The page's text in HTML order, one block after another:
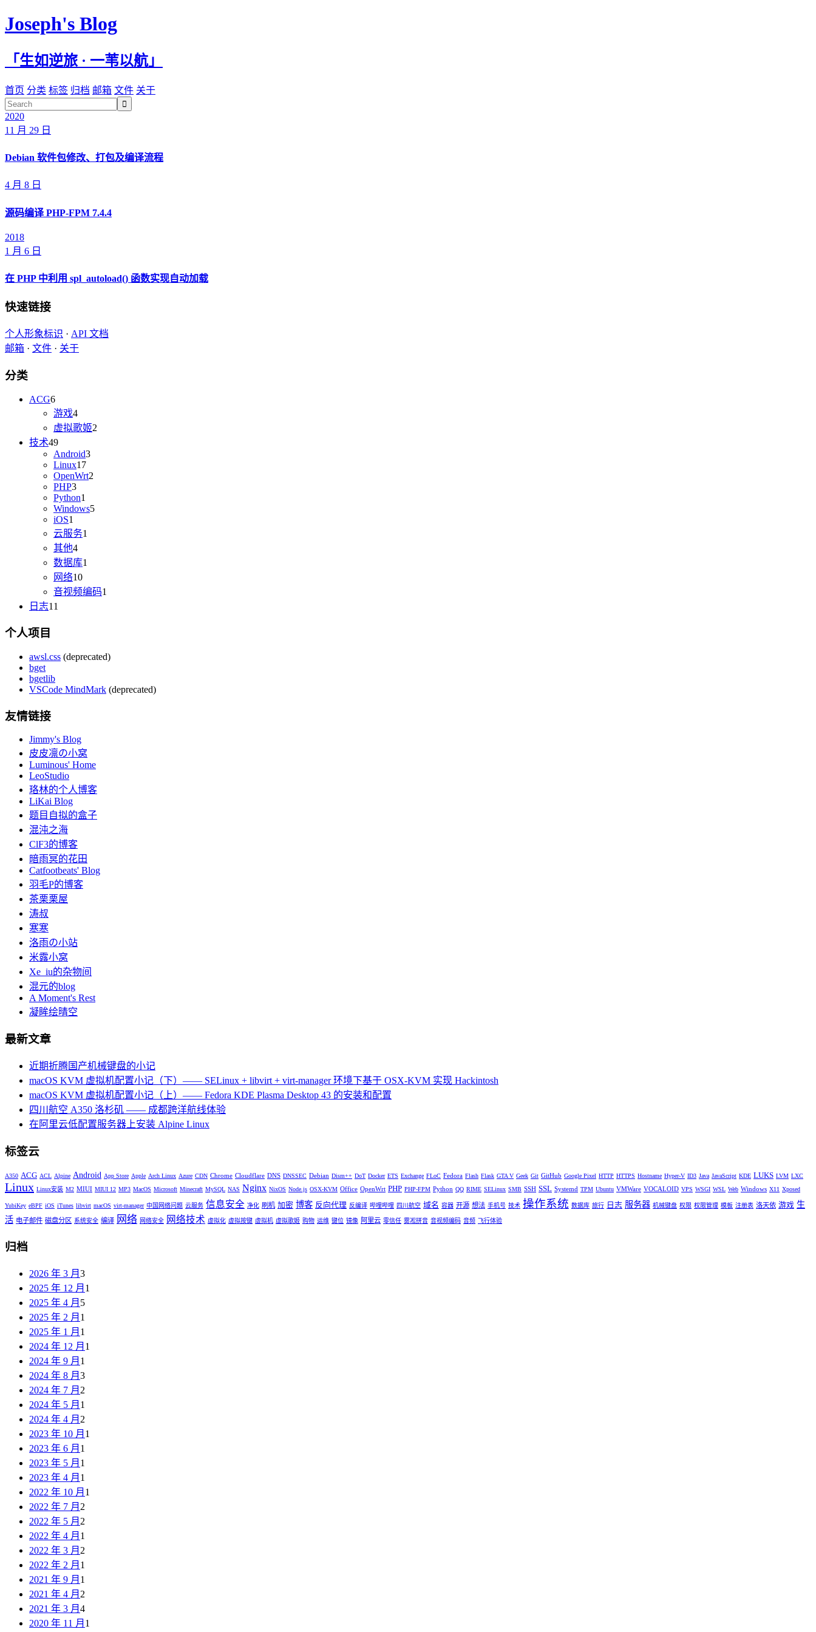
Joseph's Blog
「生如逆旅 · 一苇以航」
首页 分类 标签 归档 邮箱 文件 关于

2020
11 月 29 日
Debian 软件包修改、打包及编译流程
4 月 8 日
源码编译 PHP-FPM 7.4.4
2018
1 月 6 日
在 PHP 中利用 spl_autoload() 函数实现自动加载
快速链接
个人形象标识 · API 文档
邮箱 · 文件 · 关于
分类
ACG6
游戏4
虚拟歌姬2
技术49
Android3
Linux17
OpenWrt2
PHP3
Python1
Windows5
iOS1
云服务1
其他4
数据库1
网络10
音视频编码1
日志11
个人项目
awsl.css (deprecated)
bget
bgetlib
VSCode MindMark (deprecated)
友情链接
Jimmy's Blog
皮皮凛の小窝
Luminous' Home
LeoStudio
珞林的个人博客
LiKai Blog
题目自拟的盒子
混沌之海
ClF3的博客
暗雨冥的花田
Catfootbeats' Blog
羽毛P的博客
茶栗栗屋
涛叔
寒寒
洛雨の小站
米露小窝
Xe_iu的杂物间
混元的blog
A Moment's Rest
凝眸绘晴空
最新文章
近期折腾国产机械键盘的小记
macOS KVM 虚拟机配置小记（下）—— SELinux + libvirt + virt-manager 环境下基于 OSX-KVM 实现 Hackintosh
macOS KVM 虚拟机配置小记（上）—— Fedora KDE Plasma Desktop 43 的安装和配置
四川航空 A350 洛杉矶 —— 成都跨洋航线体验
在阿里云低配置服务器上安装 Alpine Linux
标签云
A350 ACG ACL Alpine Android App Store Apple Arch Linux Azure CDN Chrome Cloudflare DNS DNSSEC Debian Dism++ DoT Docker ETS Exchange FLoC Fedora Flash Flask GTA V Geek Git GitHub Google Pixel HTTP HTTPS Hostname Hyper-V ID3 Java JavaScript KDE LUKS LVM LXC
Linux Linux安装 M2 MIUI MIUI 12 MP3 MacOS Microsoft Minecraft MySQL NAS Nginx NixOS Node.js OSX-KVM Office OpenWrt PHP PHP-FPM Python QQ RIME SELinux SMB SSH SSL Systemd TPM Ubuntu VMWare VOCALOID VPS WSGI WSL Web Windows X11 Xposed
YubiKey eBPF iOS iTunes libvirt macOS virt-manager 中国网络问题 云服务 信息安全 净化 刷机 加密 博客 反向代理 反编译 哔哩哔哩 四川航空 域名 容器 开源 想法 手机号 技术 操作系统 数据库 旅行 日志 服务器 机械键盘 权限 权限管理 模板 注册表 洛天依 游戏 生
活 电子邮件 磁盘分区 系统安全 编译 网络 网络安全 网络技术 虚拟化 虚拟按键 虚拟机 虚拟歌姬 购物 运维 键位 镜像 阿里云 零信任 雾凇拼音 音视频编码 音频 飞行体验
归档
2026 年 3 月 3
2025 年 12 月 1
2025 年 4 月 5
2025 年 2 月 1
2025 年 1 月 1
2024 年 12 月 1
2024 年 9 月 1
2024 年 8 月 3
2024 年 7 月 2
2024 年 5 月 1
2024 年 4 月 2
2023 年 10 月 1
2023 年 6 月 1
2023 年 5 月 1
2023 年 4 月 1
2022 年 10 月 1
2022 年 7 月 2
2022 年 5 月 2
2022 年 4 月 1
2022 年 3 月 2
2022 年 2 月 1
2021 年 9 月 1
2021 年 4 月 2
2021 年 3 月 4
2020 年 11 月 1